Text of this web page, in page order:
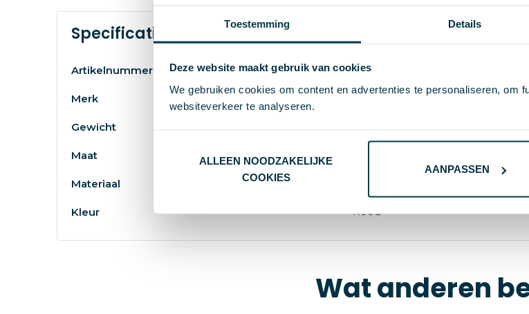
Toestemming Details
Deze website maakt gebruik van cookies
We gebruiken cookies om content en advertenties te personaliseren, om
websiteverkeer te analyseren.
ALLEEN NOODZAKELIJKE
COOKIES
AANPASSEN
Specificaties
Artikelnummer 21420
Merk
Gewicht
Maat
Materiaal
Kleur Rood
Wat anderen